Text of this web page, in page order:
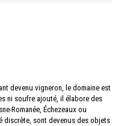
devenu vigneron, le domaine est
ni soufre ajouté, il élabore des
Romanée, Échezeaux ou
discrète, sont devenus des objets